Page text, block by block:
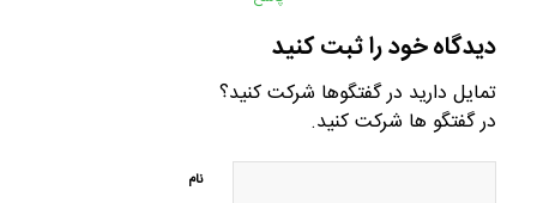
دیدگاه خود را ثبت کنید
تمایل دارید در گفتگوها شرکت کنید؟
در گفتگو ها شرکت کنید.
نام